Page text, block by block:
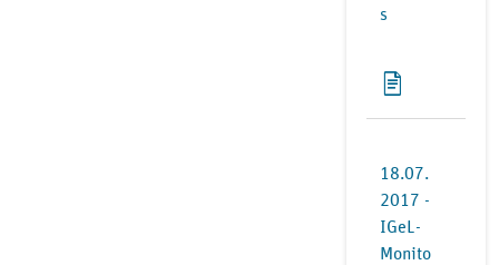
s
18.07.
2017 -
IGeL-
Monito